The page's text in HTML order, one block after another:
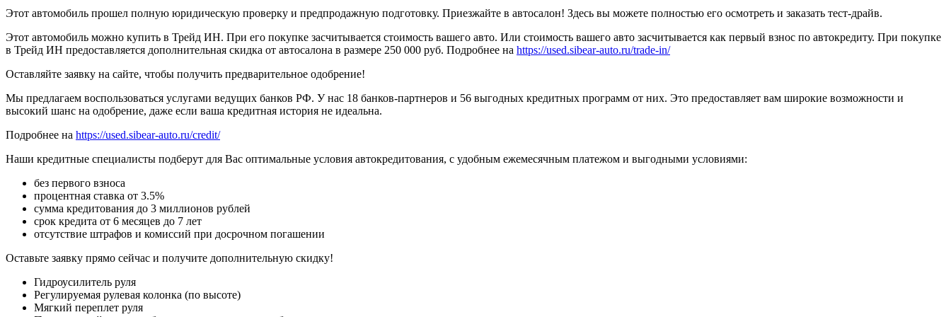
Этот автомобиль прошел полную юридическую проверку и предпродажную подготовку. Приезжайте в автосалон! Здесь вы можете полностью его осмотреть и заказать тест-драйв.
Этот автомобиль можно купить в Трейд ИН. При его покупке засчитывается стоимость вашего авто. Или стоимость вашего авто засчитывается как первый взнос по автокредиту. При покупке
в Трейд ИН предоставляется дополнительная скидка от автосалона в размере 250 000 руб. Подробнее на https://used.sibear-auto.ru/trade-in/
Оставляйте заявку на сайте, чтобы получить предварительное одобрение!
Мы предлагаем воспользоваться услугами ведущих банков РФ. У нас 18 банков-партнеров и 56 выгодных кредитных программ от них. Это предоставляет вам широкие возможности и
высокий шанс на одобрение, даже если ваша кредитная история не идеальна.
Подробнее на https://used.sibear-auto.ru/credit/
Наши кредитные специалисты подберут для Вас оптимальные условия автокредитования, с удобным ежемесячным платежом и выгодными условиями:
без первого взноса
процентная ставка от 3.5%
сумма кредитования до 3 миллионов рублей
срок кредита от 6 месяцев до 7 лет
отсутствие штрафов и комиссий при досрочном погашении
Оставьте заявку прямо сейчас и получите дополнительную скидку!
Гидроусилитель руля
Регулируемая рулевая колонка (по высоте)
Мягкий переплет руля